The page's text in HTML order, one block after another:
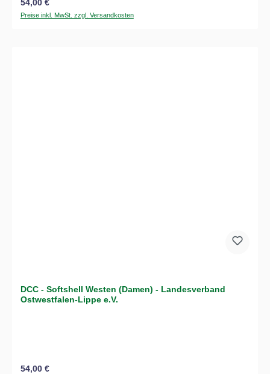
54,00 €
Preise inkl. MwSt. zzgl. Versandkosten
DCC - Softshell Westen (Damen) - Landesverband
Ostwestfalen-Lippe e.V.
Regulärer Preis:
54,00 €